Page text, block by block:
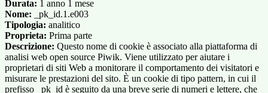
Durata: 1 anno 1 mese
Nome: _pk_id.1.e003
Tipologia: analitico
Proprieta: Prima parte
Descrizione: Questo nome di cookie è associato alla piattaforma di
analisi web open source Piwik. Viene utilizzato per aiutare i
proprietari di siti Web a monitorare il comportamento dei visitatori e
misurare le prestazioni del sito. È un cookie di tipo pattern, in cui il
prefisso _pk_id è seguito da una breve serie di numeri e lettere, che